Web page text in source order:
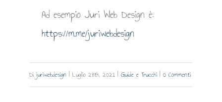
Ad esempio Juri Web Design è:
https://m.me/juriwebdesign
Dijuriwebdesign | Luglio 28th, 2021 | Guide e Trucchi | 0 Commenti